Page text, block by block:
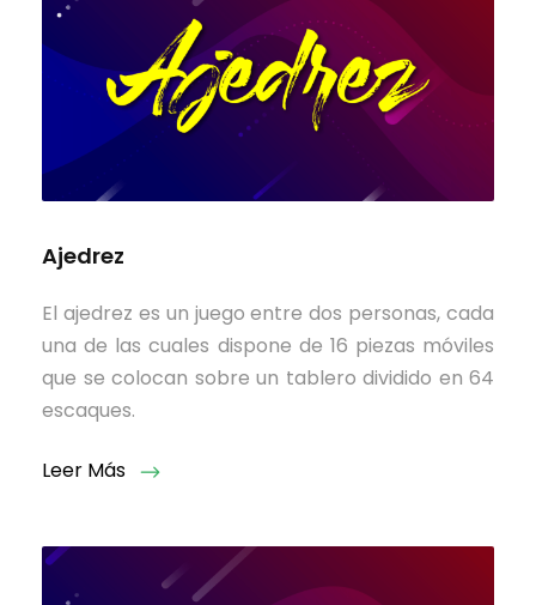
Ajedrez
El ajedrez es un juego entre dos personas, cada
una de las cuales dispone de 16 piezas móviles
que se colocan sobre un tablero dividido en 64
escaques.
Leer Más